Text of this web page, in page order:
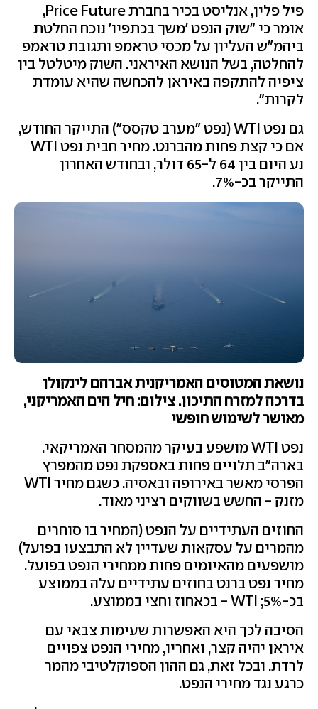
פיל פלין, אנליסט בכיר בחברת Price Future,
אומר כי "שוק הנפט 'משך בכתפיו' נוכח החלטת
ביהמ"ש העליון על מכסי טראמפ ותגובת טראמפ
להחלטה, בשל הנושא האיראני. השוק מיטלטל בין
ציפיה להתקפה באיראן להכחשה שהיא עומדת
לקרות".
גם נפט WTI (נפט "מערב טקסס") התייקר החודש,
אם כי קצת פחות מהברנט. מחיר חבית נפט WTI
נע היום בין 64 ל-65 דולר, ובחודש האחרון
התייקר בכ-7%.
נושאת המטוסים האמריקנית אברהם לינקולן
בדרכה למזרח התיכון. צילום: חיל הים האמריקני,
מאושר לשימוש חופשי
נפט WTI מושפע בעיקר מהמסחר האמריקאי.
בארה"ב תלויים פחות באספקת נפט מהמפרץ
הפרסי מאשר באירופה ובאסיה. כשגם מחיר WTI
מזנק - החשש בשווקים רציני מאוד.
החוזים העתידיים על הנפט (המחיר בו סוחרים
מהמרים על עסקאות שעדיין לא התבצעו בפועל)
מושפעים מהאיומים פחות ממחירי הנפט בפועל.
מחיר נפט ברנט בחוזים עתידיים עלה בממוצע
בכ-5%; WTI - בכאחוז וחצי בממוצע.
הסיבה לכך היא האפשרות שעימות צבאי עם
איראן יהיה קצר, ואחריו, מחירי הנפט צפויים
לרדת. ובכל זאת, גם ההון הספוקלטיבי מהמר
כרגע נגד מחירי הנפט.